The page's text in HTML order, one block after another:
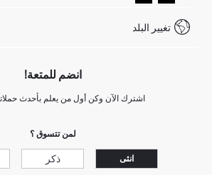
كيف تدفع في ديفاكتو؟
شروط المنافسة
Call Center 19782
تغيير البلد
انضم للمتعة!
اشترك الآن وكن أول من يعلم بأحدث
لمن تتسوق ؟
انثى ذكر